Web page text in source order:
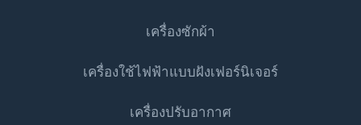
ตู้เย็นประตูเดียว
ตู้แช่แข็ง
เครื่องซักผ้า
เครื่องซักผ้าแบบตั้งอิสระ
เครื่องใช้ไฟฟ้าแบบฝังเฟอร์นิเจอร์
เครื่องปรับอากาศ